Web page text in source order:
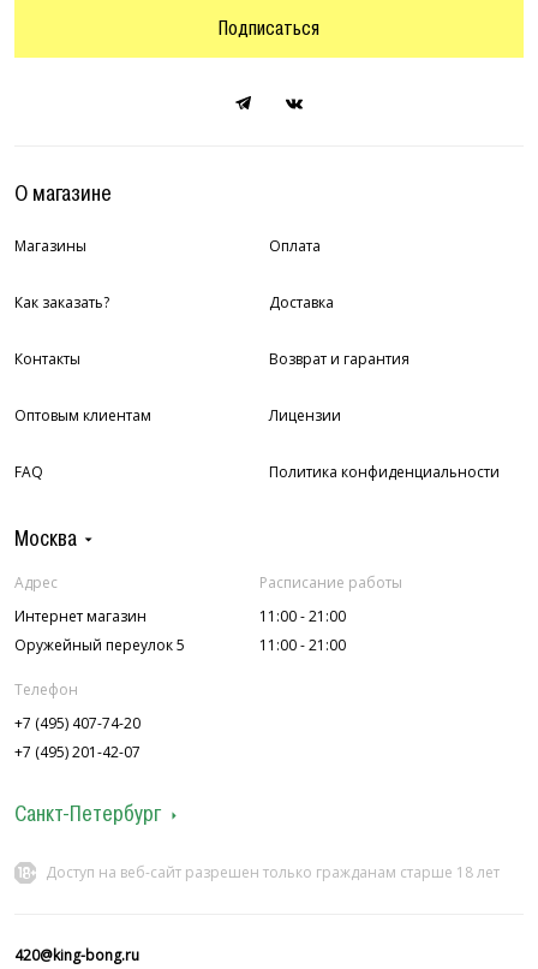
Подписаться
О магазине
Магазины Оплата
Как заказать? Доставка
Контакты Возврат и гарантия
Оптовым клиентам Лицензии
FAQ Политика конфиденциальности
Москва
Адрес
Интернет магазин
Оружейный переулок 5
Расписание работы
11:00 - 21:00
11:00 - 21:00
Телефон
+7 (495) 407-74-20
+7 (495) 201-42-07
Санкт-Петербург
ул. Колокольная 7
12:00 - 22:00
Телефон
Доступ на веб-сайт разрешен только гражданам старше 18 лет
420@king-bong.ru